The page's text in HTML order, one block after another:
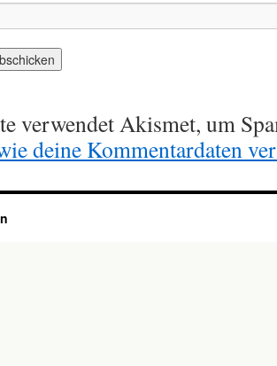
verwendet Akismet, um
deine Kommentardaten